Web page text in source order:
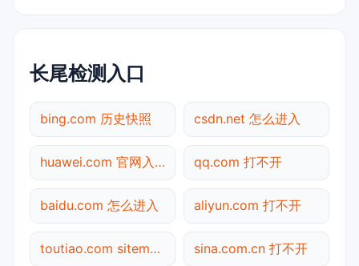
长尾检测入口
bing.com 历史快照 csdn.net 怎么进入
huawei.com 官网入口 qq.com 打不开
baidu.com 怎么进入 aliyun.com 打不开
toutiao.com sitemap.xml检测 sina.com.cn 打不开